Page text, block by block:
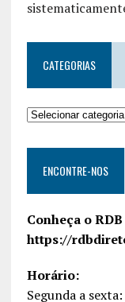
CATEGORIAS
ENCONTRE-NOS
Conheça o
https://
Horário:
Segunda a